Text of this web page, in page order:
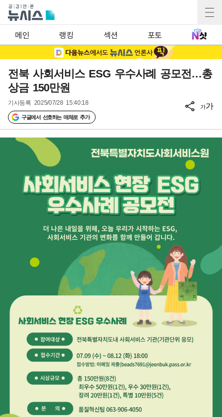
메인 랭킹 섹션 포토
전북 사회서비스 ESG 우수사례 공모전…총
상금 150만원
기사등록 2025/07/28 15:40:18
구글에서 선호하는 매체로 추가
가가